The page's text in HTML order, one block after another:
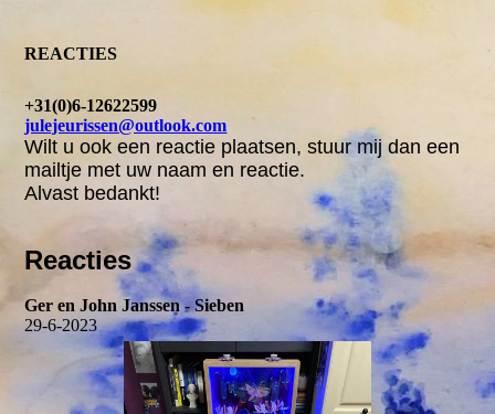
REACTIES
+31(0)6-12622599
julejeurissen@outlook.com
Wilt u ook een reactie plaatsen, stuur mij dan een
mailtje met uw naam en reactie.
Alvast bedankt!
Reacties
Ger en John Janssen - Sieben
29-6-2023